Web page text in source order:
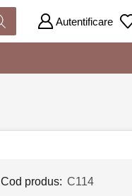
Autentificare
Cod produs: C114